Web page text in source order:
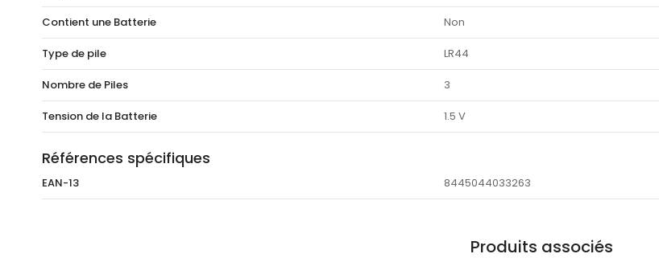
Contient une Batterie Non
Type de pile LR44
Nombre de Piles 3
Tension de la Batterie 1.5 V
Références spécifiques
EAN-13 8445044033263
Produits associés